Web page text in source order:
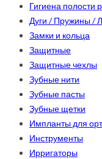
Гигиена полости
Дуги / Пружины /
Замки и кольца
Защитные
Защитные чехлы
Зубные нити
Зубные пасты
Зубные щетки
Импланты для
Инструменты
Ирригаторы